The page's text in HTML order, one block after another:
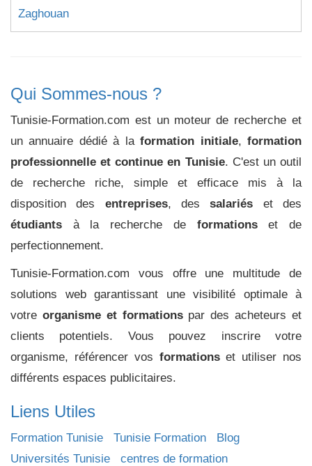
Zaghouan
Qui Sommes-nous ?
Tunisie-Formation.com est un moteur de recherche et
un annuaire dédié à laformation initiale,formation
professionnelle et continue en Tunisie. C'est un outil
de recherche riche, simple et efficace mis à la
disposition des entreprises, dessalariés et des
étudiants à la recherche de formationset de
perfectionnement.
Tunisie-Formation.com vous offre une multitude de
solutions web garantissant une visibilité optimale à
votre organisme et formationspar des acheteurs et
clients potentiels. Vous pouvez inscrire votre
organisme, référencer vos formationset utiliser nos
différents espaces publicitaires.
Liens Utiles
Formation Tunisie Tunisie Formation
Blog
Universités Tunisie
centres de formation